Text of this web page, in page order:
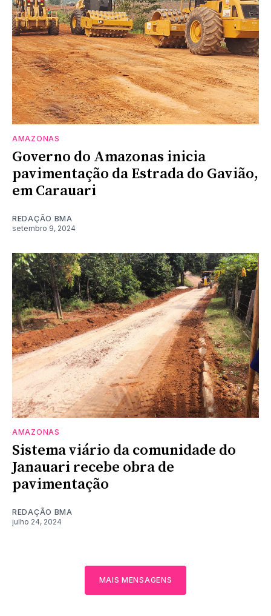
AMAZONAS
Governo do Amazonas inicia
pavimentação da Estrada do Gavião,
em Carauari
REDAÇÃO BMA
setembro 9, 2024
AMAZONAS
Sistema viário da comunidade do
Janauari recebe obra de
pavimentação
REDAÇÃO BMA
julho 24, 2024
MAIS MENSAGENS